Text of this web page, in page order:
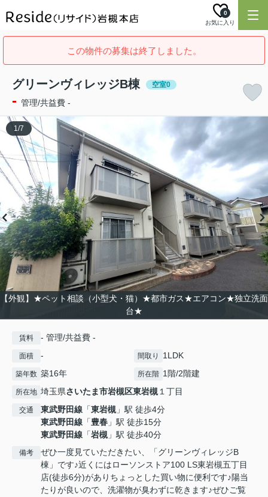
お気に入り
0
この物件の募集は終了しました。
グリーンヴィレッジB棟 空室0
- 管理/共益費 -
【外観】★ペット相談（小型犬・猫）★都市ガス★エアコン★独立洗面
台★
1/7
賃料 - 管理/共益費 -
面積 - 間取り 1LDK
築年数 築16年 所在階 1階/2階建
所在地 埼玉県さいたま市岩槻区東岩槻１丁目
交通 東武野田線 「東岩槻 」駅 徒歩4分
東武野田線 「豊春 」駅 徒歩15分
東武野田線 「岩槻 」駅 徒歩40分
備考
ぜひ一度見ていただきたい、「グリーンヴィレッジB
棟」です♪近くにはローソンストア100 LS東岩槻五丁目
店(徒歩6分)がありちょっとした買い物に便利です♪陽当
たりが良いので、洗濯物が臭わずに乾きます♪ぜひご覧